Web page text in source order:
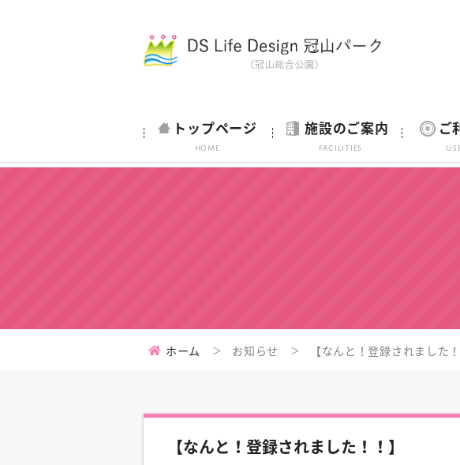
トップページ
HOME
施設のご案内
Facilities
ご
ホーム お知らせ 【なんと！登録されました！
【なんと！登録されました！！】